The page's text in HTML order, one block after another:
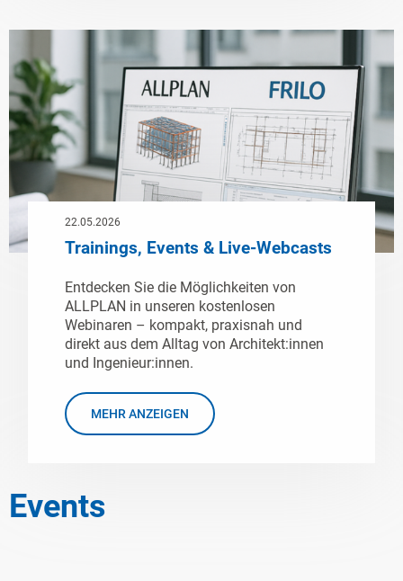
22.05.2026
Trainings, Events & Live-Webcasts
Entdecken Sie die Möglichkeiten von
ALLPLAN in unseren kostenlosen
Webinaren – kompakt, praxisnah und
direkt aus dem Alltag von Architekt:innen
und Ingenieur:innen.
MEHR ANZEIGEN
Events